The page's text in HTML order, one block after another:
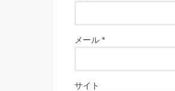
メール *
サイト